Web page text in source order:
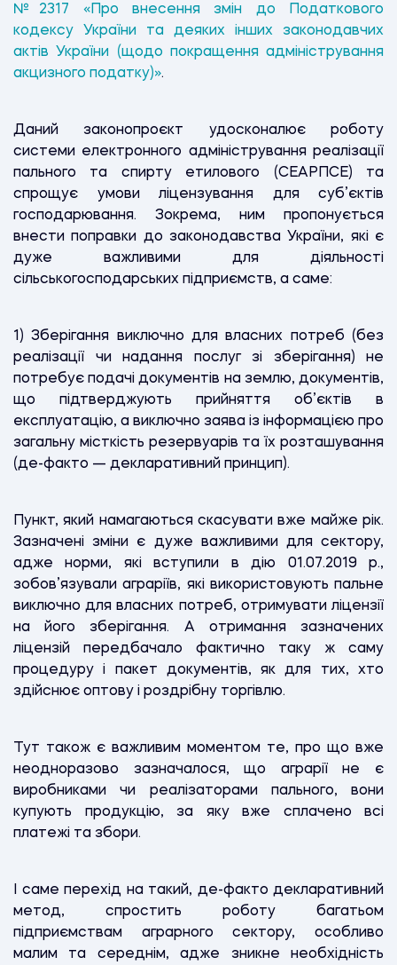
№2317 «Про внесення змін до Податкового
кодексу України та деяких інших законодавчих
актів України (щодо покращення адміністрування
акцизного податку)».
Даний законопроєкт удосконалює роботу
системи електронного адміністрування реалізації
пального та спирту етилового (СЕАРПСЕ) та
спрощує умови ліцензування для суб’єктів
господарювання. Зокрема, ним пропонується
внести поправки до законодавства України, які є
дуже важливими для діяльності
сільськогосподарських підприємств, а саме:
1) Зберігання виключно для власних потреб (без
реалізації чи надання послуг зі зберігання) не
потребує подачі документів на землю, документів,
що підтверджують прийняття об’єктів в
експлуатацію, а виключно заява із інформацією про
загальну місткість резервуарів та їх розташування
(де-факто — декларативний принцип).
Пункт, який намагаються скасувати вже майже рік.
Зазначені зміни є дуже важливими для сектору,
адже норми, які вступили в дію 01.07.2019 р.,
зобов’язували аграріїв, які використовують пальне
виключно для власних потреб, отримувати ліцензії
на його зберігання. А отримання зазначених
ліцензій передбачало фактично таку ж саму
процедуру і пакет документів, як для тих, хто
здійснює оптову і роздрібну торгівлю.
Тут також є важливим моментом те, про що вже
неодноразово зазначалося, що аграрії не є
виробниками чи реалізаторами пального, вони
купують продукцію, за яку вже сплачено всі
платежі та збори.
І саме перехід на такий, де-факто декларативний
метод, спростить роботу багатьом
підприємствам аграрного сектору, особливо
малим та середнім, адже зникне необхідність